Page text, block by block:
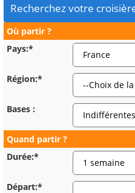
Recherchez votre
Où partir ?
Pays:*
Région:*
Bases :
Quand partir ?
Durée:*
Départ:*